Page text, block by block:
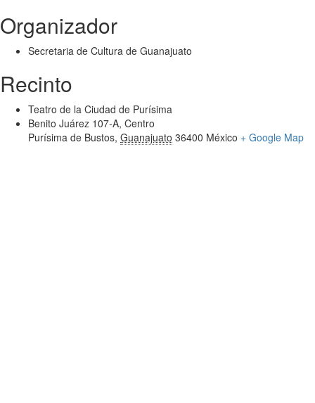
Organizador
Secretaria de Cultura de Guanajuato
Recinto
Teatro de la Ciudad de Purísima
Benito Juárez 107-A, Centro
Purísima de Bustos, Guanajuato 36400 México + Google Map